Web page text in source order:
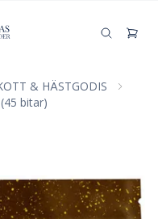
& HÄSTGODIS
bitar)